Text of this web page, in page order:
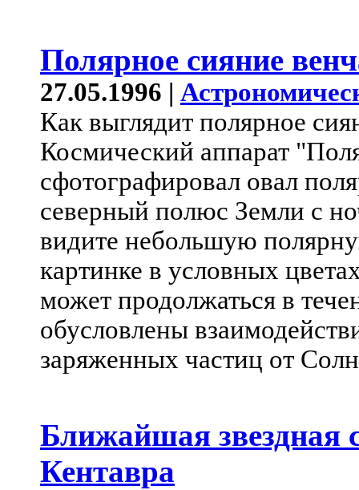
Полярное сияние
27.05.1996 |
Как выглядит полярное
Космический аппарат
сфотографировал овал
северный полюс Земли с
видите небольшую
картинке в условных
может продолжаться в
обусловлены
заряженных частиц от
Ближайшая звездная
Кентавра